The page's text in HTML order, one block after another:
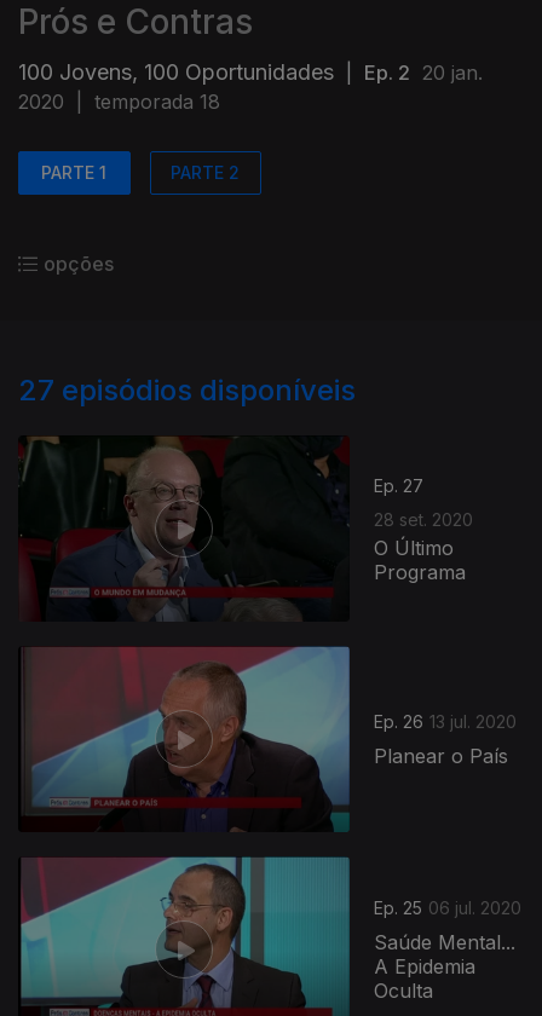
Prós e Contras
100 Jovens, 100 Oportunidades Ep. 2 20 jan.
2020
temporada 18
PARTE 1 PARTE 2
opções
27 episódios disponíveis
Ep. 27
28 set. 2020
O Último
Programa
Ep. 26 13 jul. 2020
Planear o País
Ep. 25 06 jul. 2020
Saúde Mental...
A Epidemia
Oculta